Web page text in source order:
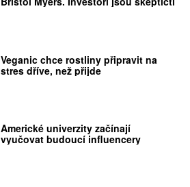
Veganic chce rostliny připravit na
stres dříve, než přijde
Americké univerzity začínají
vyučovat budoucí influencery